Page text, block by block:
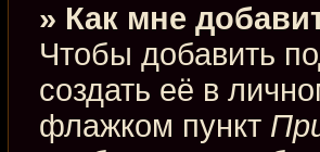
» Как мне
Чтобы добавить
создать её в
флажком пункт